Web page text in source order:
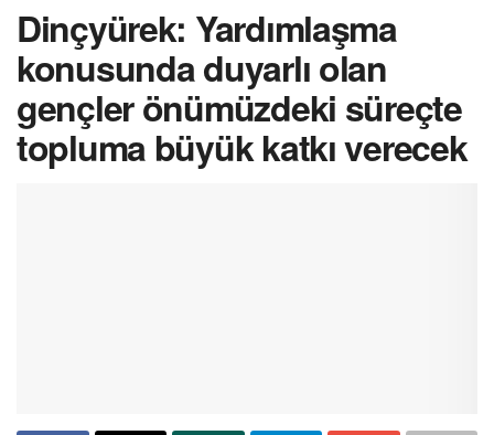
Dinçyürek: Yardımlaşma
konusunda duyarlı olan
gençler önümüzdeki süreçte
topluma büyük katkı verecek